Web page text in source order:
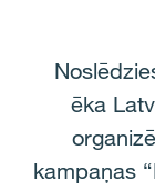
ēka
kampaņas